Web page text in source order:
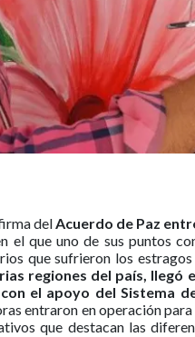
delAcuerdo de Paz
el que uno de sus puntos
que sufrieron los
regiones del país, llegó
con el apoyo del Sistema
entraron en operación
que destacan las